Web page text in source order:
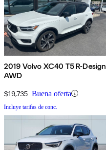
2019 Volvo XC40 T5 R-Design
AWD
$19,735 Buena oferta
Incluye tarifas de conc.